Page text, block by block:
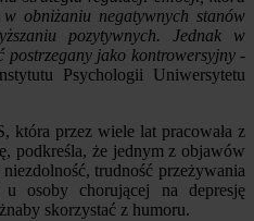
obniżaniu negatywnych stanów
pozytywnych. Jednak w
postrzegany jako kontrowersyjny -
Psychologii Uniwersytetu
która przez wiele lat pracowała z
podkreśla, że jednym z objawów
trudność przeżywania
osoby chorującej na depresję
skorzystać z humoru.